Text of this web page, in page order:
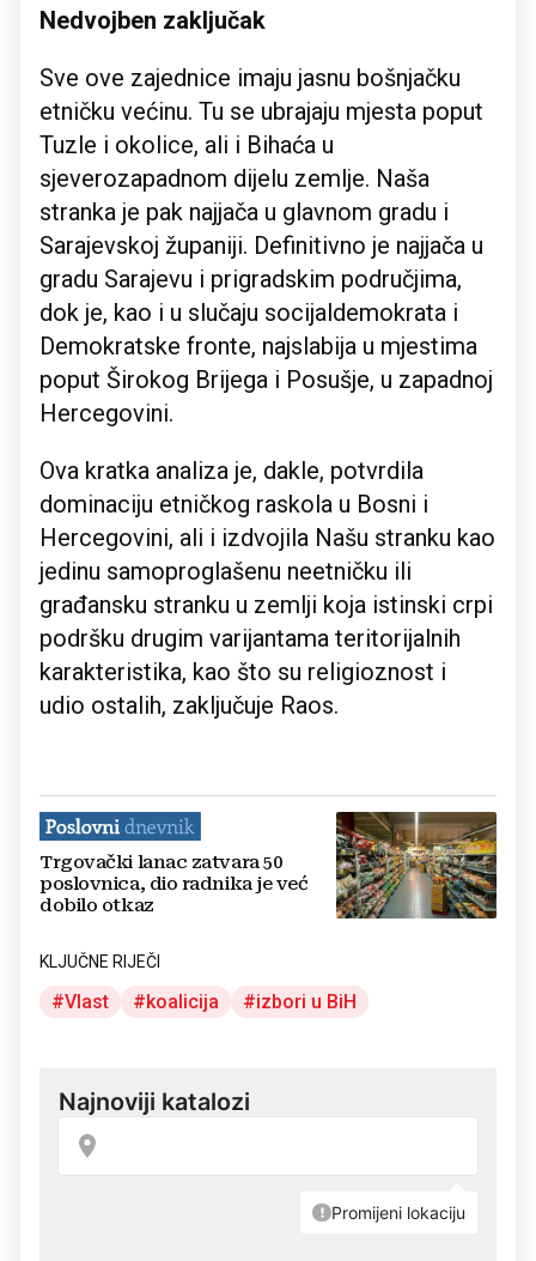
Nedvojben zaključak
Sve ove zajednice imaju jasnu bošnjačku
etničku većinu. Tu se ubrajaju mjesta poput
Tuzle i okolice, ali i Bihaća u
sjeverozapadnom dijelu zemlje. Naša
stranka je pak najjača u glavnom gradu i
Sarajevskoj županiji. Definitivno je najjača u
gradu Sarajevu i prigradskim područjima,
dok je, kao i u slučaju socijaldemokrata i
Demokratske fronte, najslabija u mjestima
poput Širokog Brijega i Posušje, u zapadnoj
Hercegovini.
Ova kratka analiza je, dakle, potvrdila
dominaciju etničkog raskola u Bosni i
Hercegovini, ali i izdvojila Našu stranku kao
jedinu samoproglašenu neetničku ili
građansku stranku u zemlji koja istinski crpi
podršku drugim varijantama teritorijalnih
karakteristika, kao što su religioznost i
udio ostalih, zaključuje Raos.
Trgovački lanac zatvara 50
poslovnica, dio radnika je već
dobilo otkaz
KLJUČNE RIJEČI
Vlast koalicija izbori u BiH